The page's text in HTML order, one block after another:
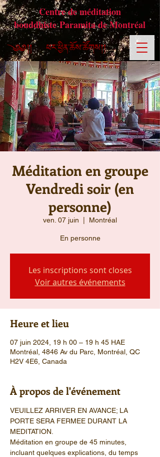
Centre de méditation
bouddhiste Paramita de Montréal
Méditation en groupe
Vendredi soir (en
personne)
ven. 07 juin Montréal
En personne
Les inscriptions sont closes
Voir autres événements
Heure et lieu
07 juin 2024, 19 h 00 – 19 h 45 HAE
Montréal, 4846 Av du Parc, Montréal, QC
H2V 4E6, Canada
À propos de l'événement
VEUILLEZ ARRIVER EN AVANCE; LA
PORTE SERA FERMEE DURANT LA
MEDITATION.
Méditation en groupe de 45 minutes,
incluant quelques explications, du temps